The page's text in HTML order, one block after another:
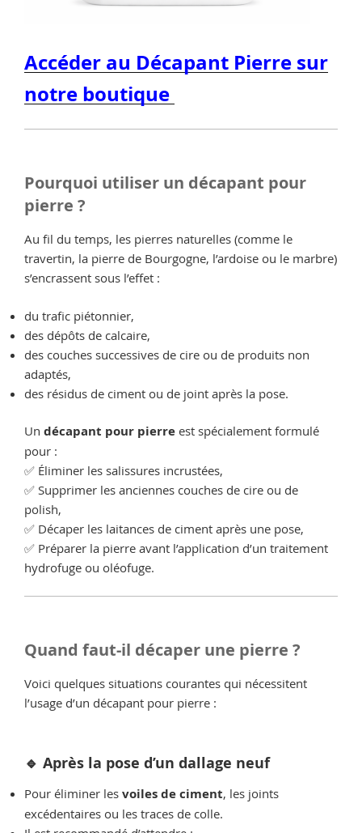
Accéder au Décapant Pierre sur
notre boutique
Pourquoi utiliser un décapant pour
pierre ?
Au fil du temps, les pierres naturelles (comme le
travertin, la pierre de Bourgogne, l’ardoise ou le marbre)
s’encrassent sous l’effet :
du trafic piétonnier,
des dépôts de calcaire,
des couches successives de cire ou de produits non
adaptés,
des résidus de ciment ou de joint après la pose.
Un décapant pour pierre est spécialement formulé
pour :
✅ Éliminer les salissures incrustées,
✅ Supprimer les anciennes couches de cire ou de
polish,
✅ Décaper les laitances de ciment après une pose,
✅ Préparer la pierre avant l’application d’un traitement
hydrofuge ou oléofuge.
Quand faut-il décaper une pierre ?
Voici quelques situations courantes qui nécessitent
l’usage d’un décapant pour pierre :
🔹 Après la pose d’un dallage neuf
Pour éliminer les voiles de ciment, les joints
excédentaires ou les traces de colle.